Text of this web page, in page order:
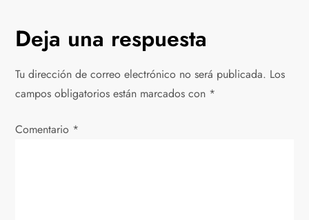
e
g
a
c
Deja una respuesta
Tu dirección de correo electrónico no será publicada. Los
campos obligatorios están marcados con *
Comentario *